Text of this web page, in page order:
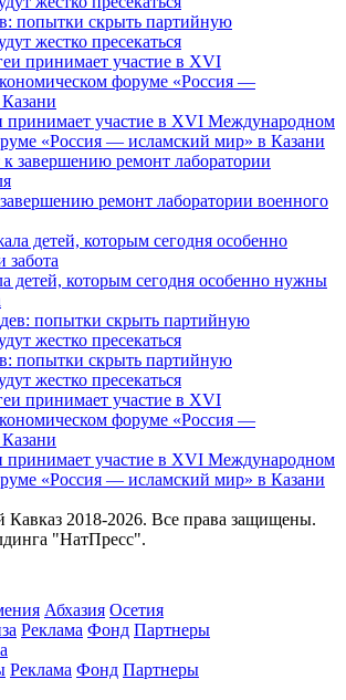
попытки скрыть партийную
жестко пресекаться
принимает участие в XVI Международном
«Россия — исламский мир» в Казани
ремонт лаборатории военного
детей, которым сегодня особенно нужны
попытки скрыть партийную
жестко пресекаться
принимает участие в XVI Международном
«Россия — исламский мир» в Казани
2018-2026. Все права защищены.
"НатПресс".
Абхазия Осетия
Реклама Фонд Партнеры
Реклама Фонд Партнеры